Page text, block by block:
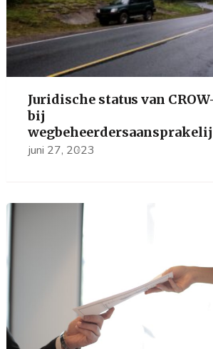
Juridische status van
bij
juni 27, 2023